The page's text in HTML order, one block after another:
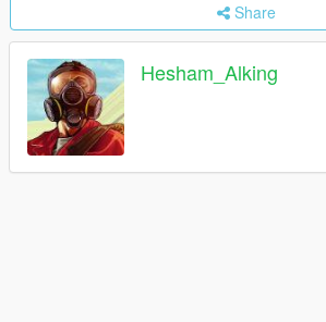
Share
Hesham_Alking